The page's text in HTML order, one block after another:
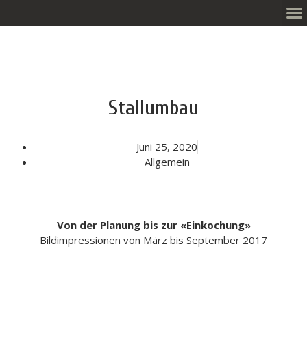
Stallumbau
Juni 25, 2020
Allgemein
Von der Planung bis zur «Einkochung»
Bildimpressionen von März bis September 2017